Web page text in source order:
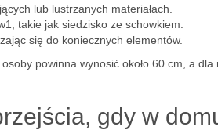
lub lustrzanych materiałach.
takie jak siedzisko ze schowkiem.
się do koniecznych elementów.
powinna wynosić około 60 cm, a
gdy w